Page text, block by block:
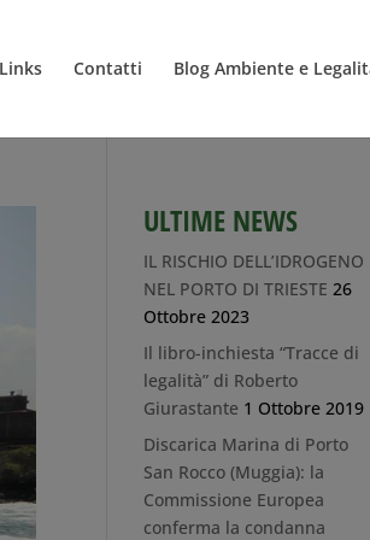
Contatti Blog Ambiente e
ULTIME NEWS
IL RISCHIO DELL’IDROGENO
NEL PORTO DI TRIESTE 26
Ottobre 2023
Il libro-inchiesta “Tracce di
legalità” di Roberto
Giurastante 1 Ottobre 2019
Discarica Marina di Porto
San Rocco (Muggia): la
Commissione Europea
conferma la condanna